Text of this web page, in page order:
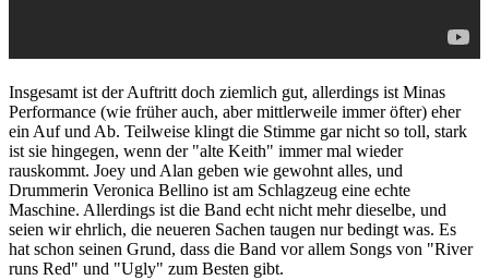
Insgesamt ist der Auftritt doch ziemlich gut, allerdings ist Minas
Performance (wie früher auch, aber mittlerweile immer öfter) eher
ein Auf und Ab. Teilweise klingt die Stimme gar nicht so toll, stark
ist sie hingegen, wenn der "alte Keith" immer mal wieder
rauskommt. Joey und Alan geben wie gewohnt alles, und
Drummerin Veronica Bellino ist am Schlagzeug eine echte
Maschine. Allerdings ist die Band echt nicht mehr dieselbe, und
seien wir ehrlich, die neueren Sachen taugen nur bedingt was. Es
hat schon seinen Grund, dass die Band vor allem Songs von "River
runs Red" und "Ugly" zum Besten gibt.